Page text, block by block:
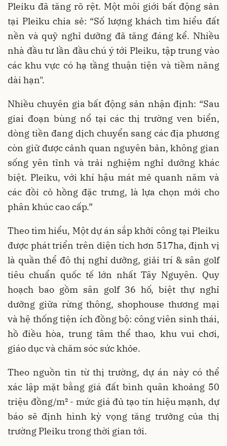
Pleiku đã tăng rõ rệt. Một môi giới bất động sản
tại Pleiku chia sẻ: “Số lượng khách tìm hiểu đất
nền và quỹ nghỉ dưỡng đã tăng đáng kể. Nhiều
nhà đầu tư lần đầu chú ý tới Pleiku, tập trung vào
các khu vực có hạ tầng thuận tiện và tiềm năng
dài hạn".
Nhiều chuyên gia bất động sản nhận định: “Sau
giai đoạn bùng nổ tại các thị trường ven biển,
dòng tiền đang dịch chuyển sang các địa phương
còn giữ được cảnh quan nguyên bản, không gian
sống yên tĩnh và trải nghiệm nghỉ dưỡng khác
biệt. Pleiku, với khí hậu mát mẻ quanh năm và
các đồi cỏ hồng đặc trưng, là lựa chọn mới cho
phân khúc cao cấp.”
Theo tìm hiểu, Một dự án sắp khởi công tại Pleiku
được phát triển trên diện tích hơn 517ha, định vị
là quần thể đô thị nghỉ dưỡng, giải trí & sân golf
tiêu chuẩn quốc tế lớn nhất Tây Nguyên. Quy
hoạch bao gồm sân golf 36 hố, biệt thự nghỉ
dưỡng giữa rừng thông, shophouse thương mại
và hệ thống tiện ích đồng bộ: công viên sinh thái,
hồ điều hòa, trung tâm thể thao, khu vui chơi,
giáo dục và chăm sóc sức khỏe.
Theo nguồn tin từ thị trường, dự án này có thể
xác lập mặt bằng giá đất bình quân khoảng 50
triệu đồng/m² - mức giá đủ tạo tín hiệu mạnh, dự
báo sẽ định hình kỳ vọng tăng trưởng của thị
trường Pleiku trong thời gian tới.